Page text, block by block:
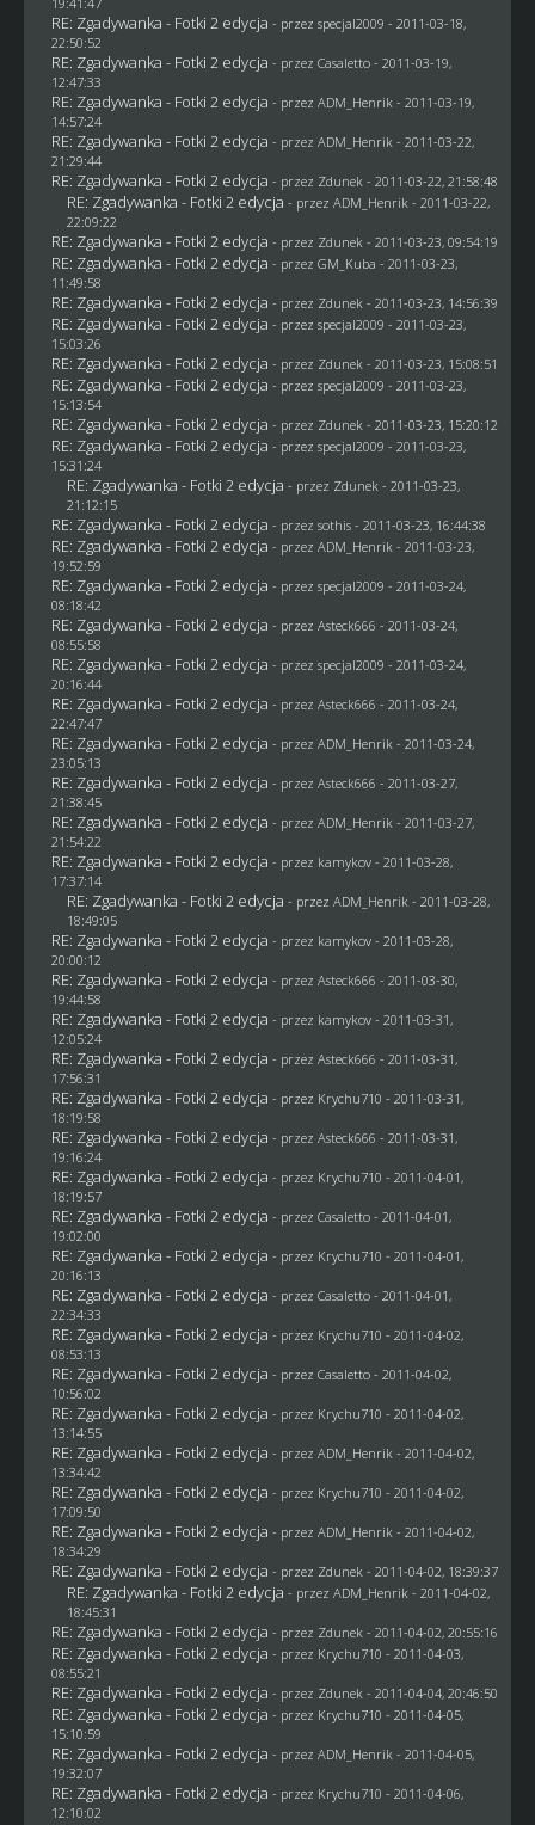
RE: Zgadywanka - Fotki 2 edycja - przez specjal2009 - 2011-03-18,
22:50:52
RE: Zgadywanka - Fotki 2 edycja - przez Casaletto- 2011-03-19,
12:47:33
RE: Zgadywanka - Fotki 2 edycja - przez ADM_Henrik - 2011-03-19,
14:57:24
RE: Zgadywanka - Fotki 2 edycja - przez ADM_Henrik - 2011-03-22,
21:29:44
RE: Zgadywanka - Fotki 2 edycja - przez Zdunek - 2011-03-22, 21:58:48
RE: Zgadywanka - Fotki 2 edycja - przez ADM_Henrik - 2011-03-22,
22:09:22
RE: Zgadywanka - Fotki 2 edycja - przez Zdunek - 2011-03-23, 09:54:19
RE: Zgadywanka - Fotki 2 edycja - przez GM_Kuba - 2011-03-23,
11:49:58
RE: Zgadywanka - Fotki 2 edycja - przez Zdunek - 2011-03-23, 14:56:39
RE: Zgadywanka - Fotki 2 edycja - przez specjal2009 - 2011-03-23,
15:03:26
RE: Zgadywanka - Fotki 2 edycja - przez Zdunek - 2011-03-23, 15:08:51
RE: Zgadywanka - Fotki 2 edycja - przez specjal2009 - 2011-03-23,
15:13:54
RE: Zgadywanka - Fotki 2 edycja - przez Zdunek - 2011-03-23, 15:20:12
RE: Zgadywanka - Fotki 2 edycja - przez specjal2009 - 2011-03-23,
15:31:24
RE: Zgadywanka - Fotki 2 edycja - przez Zdunek - 2011-03-23,
21:12:15
RE: Zgadywanka - Fotki 2 edycja - przez sothis- 2011-03-23, 16:44:38
RE: Zgadywanka - Fotki 2 edycja - przez ADM_Henrik - 2011-03-23,
19:52:59
RE: Zgadywanka - Fotki 2 edycja - przez specjal2009 - 2011-03-24,
08:18:42
RE: Zgadywanka - Fotki 2 edycja - przez Asteck666 - 2011-03-24,
08:55:58
RE: Zgadywanka - Fotki 2 edycja - przez specjal2009 - 2011-03-24,
20:16:44
RE: Zgadywanka - Fotki 2 edycja - przez Asteck666 - 2011-03-24,
22:47:47
RE: Zgadywanka - Fotki 2 edycja - przez ADM_Henrik - 2011-03-24,
23:05:13
RE: Zgadywanka - Fotki 2 edycja - przez Asteck666 - 2011-03-27,
21:38:45
RE: Zgadywanka - Fotki 2 edycja - przez ADM_Henrik - 2011-03-27,
21:54:22
RE: Zgadywanka - Fotki 2 edycja - przez kamykov- 2011-03-28,
17:37:14
RE: Zgadywanka - Fotki 2 edycja - przez ADM_Henrik - 2011-03-28,
18:49:05
RE: Zgadywanka - Fotki 2 edycja - przez kamykov- 2011-03-28,
20:00:12
RE: Zgadywanka - Fotki 2 edycja - przez Asteck666 - 2011-03-30,
19:44:58
RE: Zgadywanka - Fotki 2 edycja - przez kamykov- 2011-03-31,
12:05:24
RE: Zgadywanka - Fotki 2 edycja - przez Asteck666 - 2011-03-31,
17:56:31
RE: Zgadywanka - Fotki 2 edycja - przez Krychu710 - 2011-03-31,
18:19:58
RE: Zgadywanka - Fotki 2 edycja - przez Asteck666 - 2011-03-31,
19:16:24
RE: Zgadywanka - Fotki 2 edycja - przez Krychu710 - 2011-04-01,
18:19:57
RE: Zgadywanka - Fotki 2 edycja - przez Casaletto- 2011-04-01,
19:02:00
RE: Zgadywanka - Fotki 2 edycja - przez Krychu710 - 2011-04-01,
20:16:13
RE: Zgadywanka - Fotki 2 edycja - przez Casaletto- 2011-04-01,
22:34:33
RE: Zgadywanka - Fotki 2 edycja - przez Krychu710 - 2011-04-02,
08:53:13
RE: Zgadywanka - Fotki 2 edycja - przez Casaletto- 2011-04-02,
10:56:02
RE: Zgadywanka - Fotki 2 edycja - przez Krychu710 - 2011-04-02,
13:14:55
RE: Zgadywanka - Fotki 2 edycja - przez ADM_Henrik - 2011-04-02,
13:34:42
RE: Zgadywanka - Fotki 2 edycja - przez Krychu710 - 2011-04-02,
17:09:50
RE: Zgadywanka - Fotki 2 edycja - przez ADM_Henrik - 2011-04-02,
18:34:29
RE: Zgadywanka - Fotki 2 edycja - przez Zdunek - 2011-04-02, 18:39:37
RE: Zgadywanka - Fotki 2 edycja - przez ADM_Henrik - 2011-04-02,
18:45:31
RE: Zgadywanka - Fotki 2 edycja - przez Zdunek - 2011-04-02, 20:55:16
RE: Zgadywanka - Fotki 2 edycja - przez Krychu710 - 2011-04-03,
08:55:21
RE: Zgadywanka - Fotki 2 edycja - przez Zdunek - 2011-04-04, 20:46:50
RE: Zgadywanka - Fotki 2 edycja - przez Krychu710 - 2011-04-05,
15:10:59
RE: Zgadywanka - Fotki 2 edycja - przez ADM_Henrik - 2011-04-05,
19:32:07
RE: Zgadywanka - Fotki 2 edycja - przez Krychu710 - 2011-04-06,
12:10:02